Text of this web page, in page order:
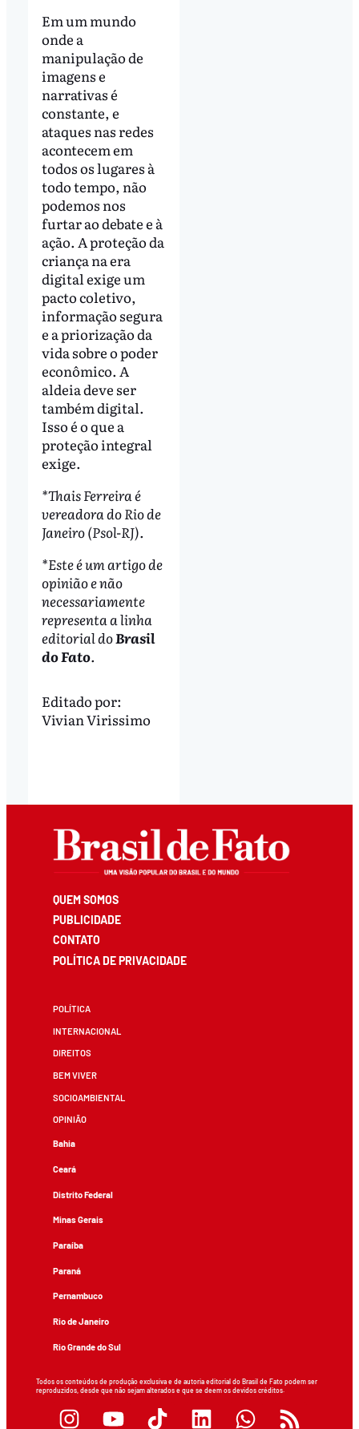
Em um mundo
onde a
manipulação de
imagens e
narrativas é
constante, e
ataques nas redes
acontecem em
todos os lugares à
todo tempo, não
podemos nos
furtar ao debate e à
ação. A proteção da
criança na era
digital exige um
pacto coletivo,
informação segura
e a priorização da
vida sobre o poder
econômico. A
aldeia deve ser
também digital.
Isso é o que a
proteção integral
exige.
*Thais Ferreira é
vereadora do Rio de
Janeiro (Psol-RJ).
*Este é um artigo de
opinião e não
necessariamente
representa a linha
editorial doBrasil
do Fato.
Editado por:
Vivian Virissimo
QUEM SOMOS
PUBLICIDADE
CONTATO
POLÍTICA DE PRIVACIDADE
POLÍTICA
INTERNACIONAL
DIREITOS
BEM VIVER
SOCIOAMBIENTAL
OPINIÃO
Bahia
Ceará
Distrito Federal
Minas Gerais
Paraíba
Paraná
Pernambuco
Rio de Janeiro
Rio Grande do Sul
Todos os conteúdos de produção exclusiva e de autoria editorial do Brasil de Fato podem ser
reproduzidos, desde que não sejam alterados e que se deem os devidos créditos.